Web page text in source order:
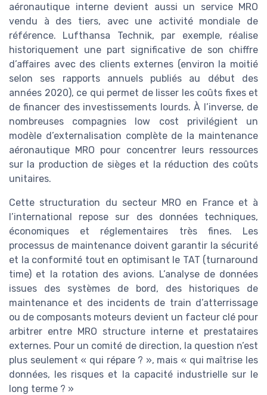
aéronautique interne devient aussi un service MRO
vendu à des tiers, avec une activité mondiale de
référence. Lufthansa Technik, par exemple, réalise
historiquement une part significative de son chiffre
d’affaires avec des clients externes (environ la moitié
selon ses rapports annuels publiés au début des
années 2020), ce qui permet de lisser les coûts fixes et
de financer des investissements lourds. À l’inverse, de
nombreuses compagnies low cost privilégient un
modèle d’externalisation complète de la maintenance
aéronautique MRO pour concentrer leurs ressources
sur la production de sièges et la réduction des coûts
unitaires.
Cette structuration du secteur MRO en France et à
l’international repose sur des données techniques,
économiques et réglementaires très fines. Les
processus de maintenance doivent garantir la sécurité
et la conformité tout en optimisant le TAT (turnaround
time) et la rotation des avions. L’analyse de données
issues des systèmes de bord, des historiques de
maintenance et des incidents de train d’atterrissage
ou de composants moteurs devient un facteur clé pour
arbitrer entre MRO structure interne et prestataires
externes. Pour un comité de direction, la question n’est
plus seulement « qui répare ? », mais « qui maîtrise les
données, les risques et la capacité industrielle sur le
long terme ? »